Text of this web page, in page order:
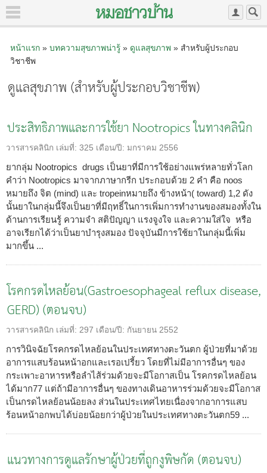
หน้าแรก» บทความสุขภาพน่ารู้» ดูแลสุขภาพ» สำหรับผู้ประกอบ
วิชาชีพ
ดูแลสุขภาพ (สำหรับผู้ประกอบวิชาชีพ)
ประสิทธิภาพและการใช้ยา Nootropics ในทางคลินิก
วารสารคลินิก เล่มที่: 325 เดือน/ปี: มกราคม 2556
ยากลุ่ม Nootropics drugs เป็นยาที่มีการใช้อย่างแพร่หลายทั่วโลก
คำว่า Nootropics มาจากภาษากรีก ประกอบด้วย 2 คำ คือ noos
หมายถึง จิต (mind) และ tropeinหมายถึง ข้างหน้า( toward) 1,2 ดัง
นั้นยาในกลุ่มนี้จึงเป็นยาที่มีฤทธิ์ในการเพิ่มการทำงานของสมองทั้งใน
ด้านการเรียนรู้ ความจำ สติปัญญา แรงจูงใจ และความใส่ใจ หรือ
อาจเรียกได้ว่าเป็นยาบำรุงสมอง ปัจจุบันมีการใช้ยาในกลุ่มนี้เพิ่ม
มากขึ้น ...
โรคกรดไหลย้อน(Gastroesophageal reflux disease,
GERD) (ตอนจบ)
วารสารคลินิก เล่มที่: 297 เดือน/ปี: กันยายน 2552
การวินิจฉัยโรคกรดไหลย้อนในประเทศทางตะวันตก ผู้ป่วยที่มาด้วย
อาการแสบร้อนหน้าอกและเรอเปรี้ยว โดยที่ไม่มีอาการอื่นๆ ของ
กระเพาะอาหารหรือลำไส้ร่วมด้วยจะมีโอกาสเป็น โรคกรดไหลย้อน
ได้มาก77 แต่ถ้ามีอาการอื่นๆ ของทางเดินอาหารร่วมด้วยจะมีโอกาส
เป็นกรดไหลย้อนน้อยลง ส่วนในประเทศไทยเนื่องจากอาการแสบ
ร้อนหน้าอกพบได้บ่อยน้อยกว่าผู้ป่วยในประเทศทางตะวันตก59 ...
แนวทางการดูแลรักษาผู้ป่วยที่ถูกงูพิษกัด (ตอนจบ)